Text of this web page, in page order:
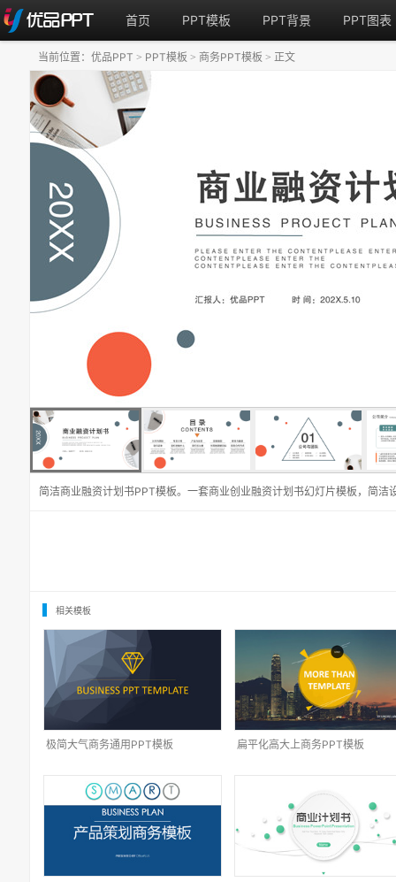
首页 PPT模板 PPT背景 PPT图表
简洁商业融资计划书PPT模板。一套商业创业融资计划书幻灯片模板，简
当前位置： 优品PPT > PPT模板 > 商务PPT模板 > 正文
相关模板
极简大气商务通用PPT模板 扁平化高大上商务PPT模板